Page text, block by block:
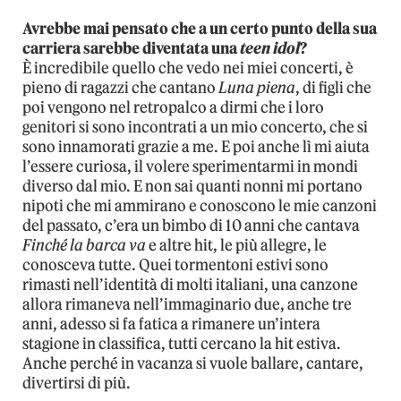
Avrebbe mai pensato che a un certo punto della sua
carriera sarebbe diventata unateen idol?
È incredibile quello che vedo nei miei concerti, è
pieno di ragazzi che cantanoLuna piena, di figli che
poi vengono nel retropalco a dirmi che i loro
genitori si sono incontrati a un mio concerto, che si
sono innamorati grazie a me. E poi anche lì mi aiuta
l’essere curiosa, il volere sperimentarmi in mondi
diverso dal mio. E non sai quanti nonni mi portano
nipoti che mi ammirano e conoscono le mie canzoni
del passato, c’era un bimbo di 10 anni che cantava
Finché la barca vae altre hit, le più allegre, le
conosceva tutte. Quei tormentoni estivi sono
rimasti nell’identità di molti italiani, una canzone
allora rimaneva nell’immaginario due, anche tre
anni, adesso si fa fatica a rimanere un’intera
stagione in classifica, tutti cercano la hit estiva.
Anche perché in vacanza si vuole ballare, cantare,
divertirsi di più.